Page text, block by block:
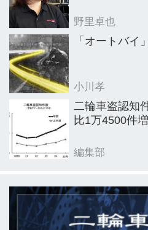
野里卓也
「オートバイ
小川孝
二輪車盗認知
比1万4500件
編集部